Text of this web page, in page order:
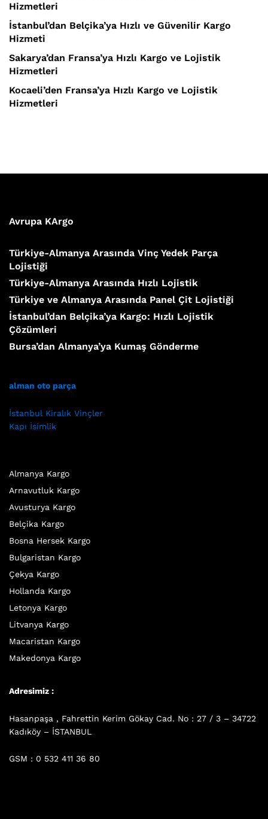
Hizmetleri
İstanbul’dan Belçika’ya Hızlı ve Güvenilir Kargo
Hizmeti
Sakarya’dan Fransa’ya Hızlı Kargo ve Lojistik
Hizmetleri
Kocaeli’den Fransa’ya Hızlı Kargo ve Lojistik
Hizmetleri
Avrupa KArgo
Türkiye-Almanya Arasında Vinç Yedek Parça
Lojistiği
Türkiye-Almanya Arasında Hızlı Lojistik
Türkiye ve Almanya Arasında Panel Çit Lojistiği
İstanbul’dan Belçika’ya Kargo: Hızlı Lojistik
Çözümleri
Bursa’dan Almanya’ya Kumaş Gönderme
alman oto parça
İstanbul Kiralık Vinçler
Kapı İsimlik
Almanya Kargo
Arnavutluk Kargo
Avusturya Kargo
Belçika Kargo
Bosna Hersek Kargo
Bulgaristan Kargo
Çekya Kargo
Hollanda Kargo
Letonya Kargo
Litvanya Kargo
Macaristan Kargo
Makedonya Kargo
Adresimiz :
Hasanpaşa , Fahrettin Kerim Gökay Cad. No : 27 / 3 – 34722
Kadıköy – İSTANBUL
GSM : 0 532 411 36 80